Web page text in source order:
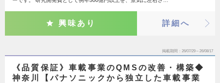
興味あり 詳細へ
掲載期間 26/07/29～26/08/17
《品質保証》車載事業のQMSの改善・構築◆
神奈川【パナソニックから独立した車載事業